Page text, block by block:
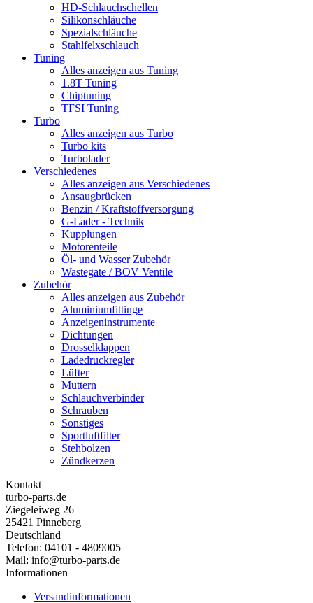
HD-Schlauchschellen
Silikonschläuche
Spezialschläuche
Stahlfelxschlauch
Tuning
Alles anzeigen aus Tuning
1.8T Tuning
Chiptuning
TFSI Tuning
Turbo
Alles anzeigen aus Turbo
Turbo kits
Turbolader
Verschiedenes
Alles anzeigen aus Verschiedenes
Ansaugbrücken
Benzin / Kraftstoffversorgung
G-Lader - Technik
Kupplungen
Motorenteile
Öl- und Wasser Zubehör
Wastegate / BOV Ventile
Zubehör
Alles anzeigen aus Zubehör
Aluminiumfittinge
Anzeigeninstrumente
Dichtungen
Drosselklappen
Ladedruckregler
Lüfter
Muttern
Schlauchverbinder
Schrauben
Sonstiges
Sportluftfilter
Stehbolzen
Zündkerzen
Kontakt
turbo-parts.de
Ziegeleiweg 26
25421 Pinneberg
Deutschland
Telefon: 04101 - 4809005
Mail: info@turbo-parts.de
Informationen
Versandinformationen